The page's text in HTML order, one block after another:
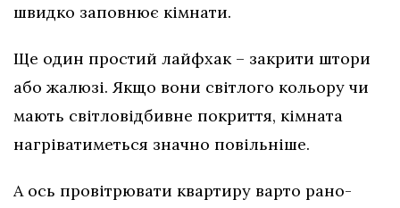
швидко заповнює кімнати.
Ще один простий лайфхак – закрити штори
або жалюзі. Якщо вони світлого кольору чи
мають світловідбивне покриття, кімната
нагріватиметься значно повільніше.
А ось провітрювати квартиру варто рано-